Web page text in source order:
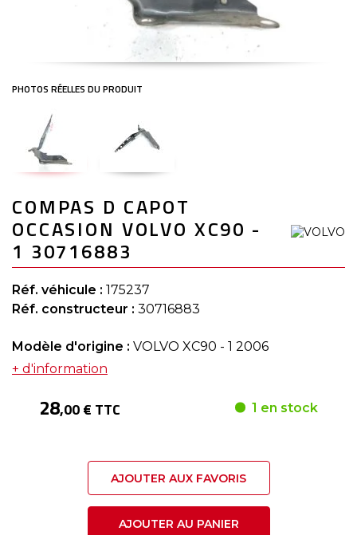
to
the
beginning
of
the
images
gallery
COMPAS D CAPOT
OCCASION VOLVO XC90 -
1 30716883
Réf. véhicule : 175237
Réf. constructeur : 30716883
Modèle d'origine : VOLVO XC90 - 1 2006
+ d'information
28,00 € TTC 1 en stock
AJOUTER AUX FAVORIS
AJOUTER AU PANIER